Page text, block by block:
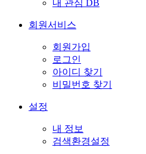
내 관심 DB
회원서비스
회원가입
로그인
아이디 찾기
비밀번호 찾기
설정
내 정보
검색환경설정